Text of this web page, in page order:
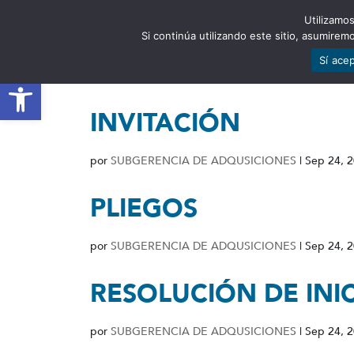
Abrir barra de herramientas
INVITACIÓN
por SUBGERENCIA DE ADQUSICIONES | Sep 24,
PLIEGOS
por SUBGERENCIA DE ADQUSICIONES | Sep 24,
RESOLUCIÓN DE
por SUBGERENCIA DE ADQUSICIONES | Sep 24,
Si continúa utilizando este sitio,
Sí